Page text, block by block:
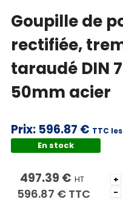
Goupille de
rectifiée,
taraudé DIN
50mm acier
Prix: 596.87 € TTC
En stock
497.39 € HT
596.87 € TTC
+
-